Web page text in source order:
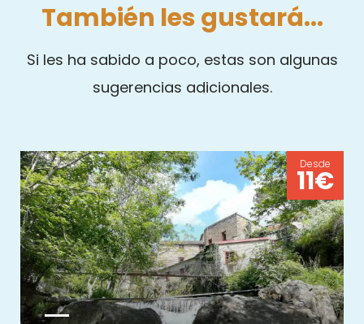
También les gustará...
Si les ha sabido a poco, estas son algunas
sugerencias adicionales.
Desde
11€